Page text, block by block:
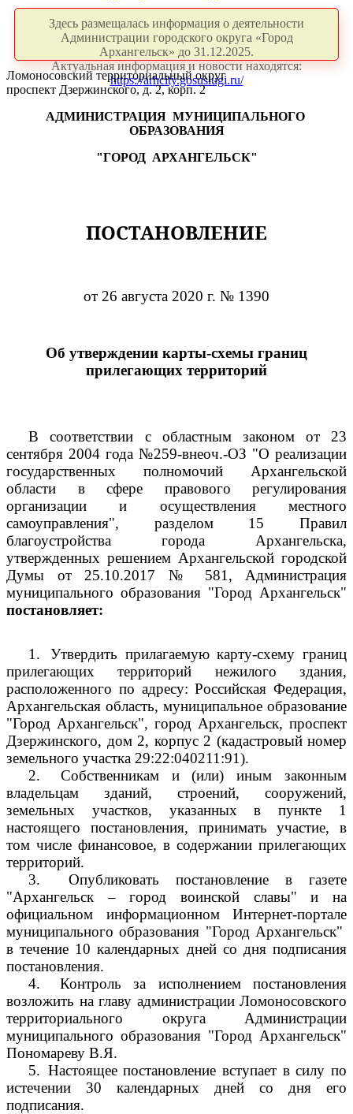
Здесь размещалась информация о деятельности
Администрации городского округа «Город
Архангельск» до 31.12.2025.
Актуальная информация и новости находятся:
https://arhcity.gosuslugi.ru/
Ломоносовский территориальный округ
проспект Дзержинского, д. 2, корп. 2
АДМИНИСТРАЦИЯ МУНИЦИПАЛЬНОГО
ОБРАЗОВАНИЯ
"ГОРОД АРХАНГЕЛЬСК"
ПОСТАНОВЛЕНИЕ
от 26 августа 2020 г. № 1390
Об утверждении карты-схемы границ
прилегающих территорий
В соответствии с областным законом от 23
сентября 2004 года №259-внеоч.-ОЗ "О реализации
государственных полномочий Архангельской
области в сфере правового регулирования
организации и осуществления местного
самоуправления", разделом 15 Правил
благоустройства города Архангельска,
утвержденных решением Архангельской городской
Думы от 25.10.2017 № 581, Администрация
муниципального образования "Город Архангельск"
постановляет:
1.
Утвердить прилагаемую карту-схему границ
прилегающих территорий нежилого здания,
расположенного по адресу: Российская Федерация,
Архангельская область, муниципальное образование
"Город Архангельск", город Архангельск, проспект
Дзержинского, дом 2, корпус 2 (кадастровый номер
земельного участка 29:22:040211:91).
2.
Собственникам и (или) иным законным
владельцам зданий, строений, сооружений,
земельных участков, указанных в пункте 1
настоящего постановления, принимать участие, в
том числе финансовое, в содержании прилегающих
территорий.
3.
Опубликовать постановление в газете
"Архангельск – город воинской славы" и на
официальном информационном Интернет-портале
муниципального образования "Город Архангельск"
в течение 10 календарных дней со дня подписания
постановления.
4.
Контроль за исполнением постановления
возложить на главу администрации Ломоносовского
территориального округа Администрации
муниципального образования "Город Архангельск"
Пономареву В.Я.
5. Настоящее постановление вступает в силу по
истечении 30 календарных дней со дня его
подписания.